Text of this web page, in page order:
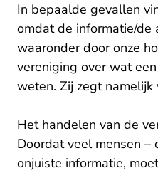
In bepaalde gevallen
omdat de informatie/de
waaronder door onze
vereniging over wat
weten. Zij zegt
Het handelen van de
Doordat veel mensen
onjuiste informatie,